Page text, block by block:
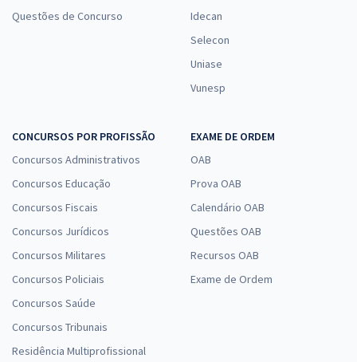
Questões de Concurso
Idecan
Selecon
Uniase
Vunesp
CONCURSOS POR PROFISSÃO
Concursos Administrativos
Concursos Educação
Concursos Fiscais
Concursos Jurídicos
Concursos Militares
Concursos Policiais
Concursos Saúde
Concursos Tribunais
Residência Multiprofissional
EXAME DE ORDEM
OAB
Prova OAB
Calendário OAB
Questões OAB
Recursos OAB
Exame de Ordem